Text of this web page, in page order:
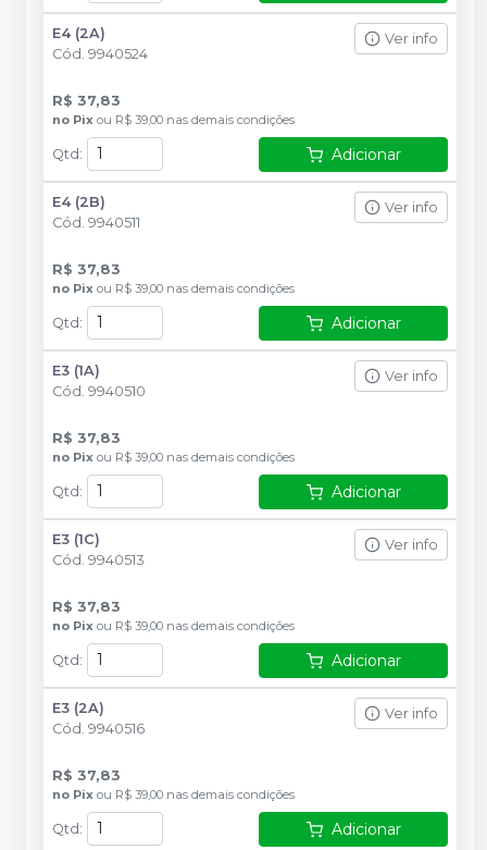
E4 (2A)
Cód. 9940524
Ver info
R$ 37,83
no Pix ou R$ 39,00 nas demais condições
Qtd : Adicionar
E4 (2B)
Cód. 9940511
Ver info
R$ 37,83
no Pix ou R$ 39,00 nas demais condições
Qtd : Adicionar
E3 (1A)
Cód. 9940510
Ver info
R$ 37,83
no Pix ou R$ 39,00 nas demais condições
Qtd : Adicionar
E3 (1C)
Cód. 9940513
Ver info
R$ 37,83
no Pix ou R$ 39,00 nas demais condições
Qtd : Adicionar
E3 (2A)
Cód. 9940516
Ver info
R$ 37,83
no Pix ou R$ 39,00 nas demais condições
Qtd: Adicionar